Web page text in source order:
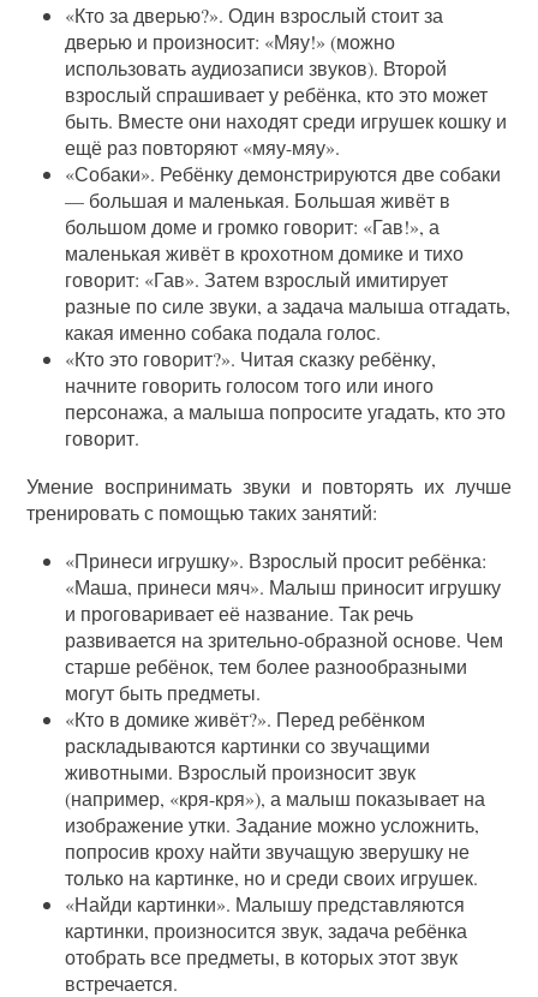
«Кто за дверью?». Один взрослый стоит за
дверью и произносит: «Мяу!» (можно
использовать аудиозаписи звуков). Второй
взрослый спрашивает у ребёнка, кто это может
быть. Вместе они находят среди игрушек кошку и
ещё раз повторяют «мяу-мяу».
«Собаки». Ребёнку демонстрируются две собаки
— большая и маленькая. Большая живёт в
большом доме и громко говорит: «Гав!», а
маленькая живёт в крохотном домике и тихо
говорит: «Гав». Затем взрослый имитирует
разные по силе звуки, а задача малыша отгадать,
какая именно собака подала голос.
«Кто это говорит?». Читая сказку ребёнку,
начните говорить голосом того или иного
персонажа, а малыша попросите угадать, кто это
говорит.
Умение воспринимать звуки и повторять их лучше
тренировать с помощью таких занятий:
«Принеси игрушку». Взрослый просит ребёнка:
«Маша, принеси мяч». Малыш приносит игрушку
и проговаривает её название. Так речь
развивается на зрительно-образной основе. Чем
старше ребёнок, тем более разнообразными
могут быть предметы.
«Кто в домике живёт?». Перед ребёнком
раскладываются картинки со звучащими
животными. Взрослый произносит звук
(например, «кря-кря»), а малыш показывает на
изображение утки. Задание можно усложнить,
попросив кроху найти звучащую зверушку не
только на картинке, но и среди своих игрушек.
«Найди картинки». Малышу представляются
картинки, произносится звук, задача ребёнка
отобрать все предметы, в которых этот звук
встречается.